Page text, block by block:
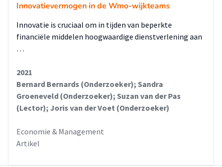
Innovatievermogen in de Wmo-wijkteams
Innovatie is cruciaal om in tijden van beperkte
financiële middelen hoogwaardige dienstverlening aan
…
2021
Bernard Bernards (Onderzoeker); Sandra
Groeneveld (Onderzoeker); Suzan van der Pas
(Lector); Joris van der Voet (Onderzoeker)
Economie & Management
Artikel